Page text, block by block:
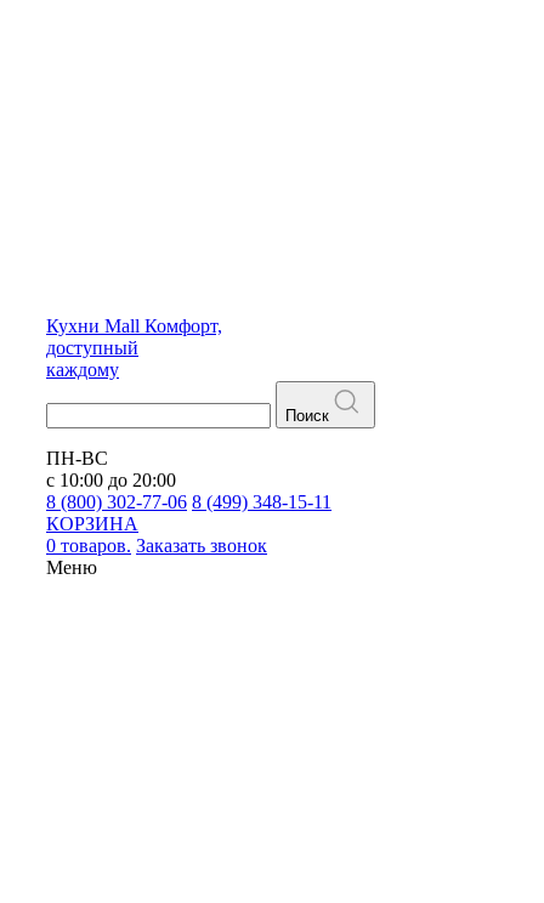
Кухни Mall Комфорт,
доступный
каждому
Поиск
ПН-ВС
с 10:00 до 20:00
8 (800) 302-77-06 8 (499) 348-15-11
КОРЗИНА
0 товаров. Заказать звонок
Меню